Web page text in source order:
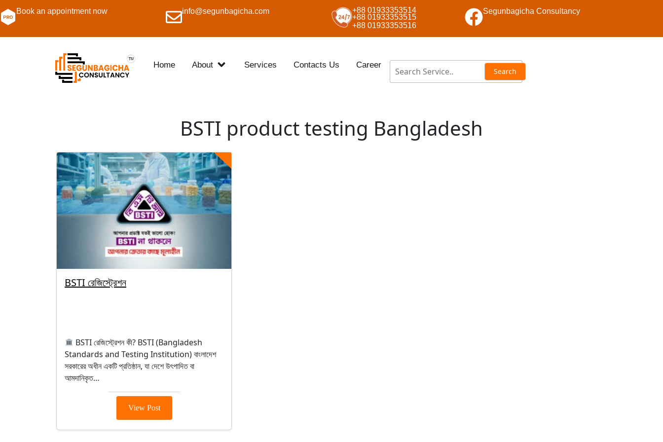
Book an appointment now info@segunbagicha.com
+88 01933353514
+88 01933353515
+88 01933353516
Segunbagicha Consultancy
Home About Services Contacts Us Career
BSTI product testing Bangladesh
BSTI রেজিস্ট্রেশন
BSTI রেজিস্ট্রেশন কী? BSTI (Bangladesh
Standards and Testing Institution) বাংলাদেশ
সরকারের অধীন একটি প্রতিষ্ঠান, যা দেশে উৎপাদিত বা
আমদানিকৃত…
View Post